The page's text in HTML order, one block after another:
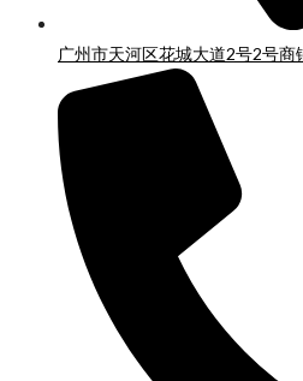
广州市天河区花城大道2号2号商